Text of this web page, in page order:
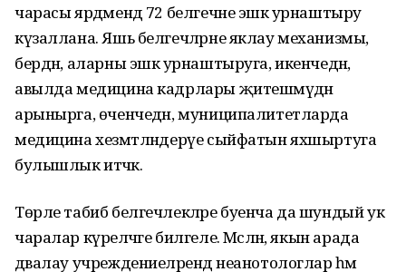
чарасы ярдәмендә 72 белгечне эшкә урнаштыру
күзаллана. Яшь белгечләрне яклау механизмы,
бердән, аларны эшкә урнаштыруга, икенчедән,
авылда медицина кадрлары җитешмәүдән
арынырга, өченчедән, муниципалитетларда
медицина хезмәтләндерүе сыйфатын яхшыртуга
булышлык итәчәк.
Төрле табиб белгечлекләре буенча да шундый ук
чаралар күреләчәге билгеле. Мәсәлән, якын арада
дәвалау учреждениеләрендә неанотологлар һәм